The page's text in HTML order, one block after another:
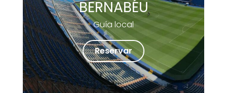
BERNABÉU
Guía local
Reservar